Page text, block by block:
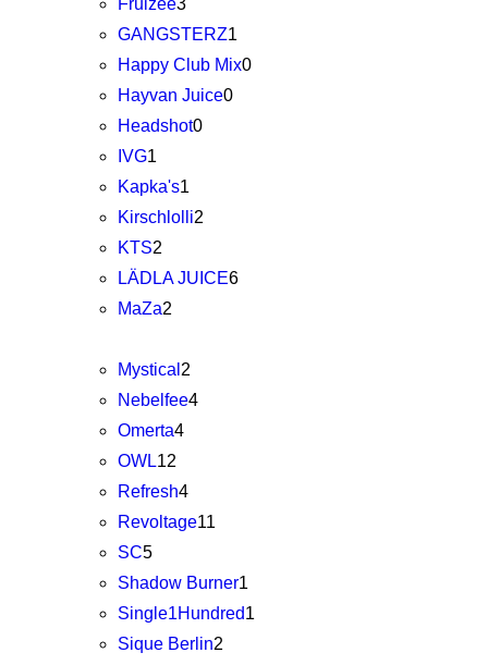
Fruizee3
GANGSTERZ1
Happy Club Mix0
Hayvan Juice0
Headshot0
IVG1
Kapka's1
Kirschlolli2
KTS2
LÄDLA JUICE6
MaZa2
Mystical 2
Nebelfee4
Omerta4
OWL12
Refresh4
Revoltage11
SC5
Shadow Burner1
Single1Hundred1
Sique Berlin2